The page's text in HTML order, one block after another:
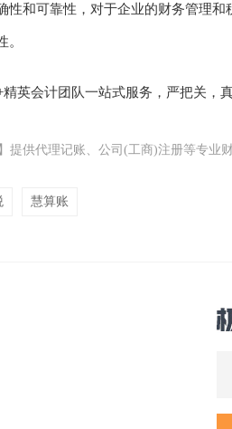
性和可靠性，对于企业的财务管理
精英会计团队一站式服务，严把关，
】提供代理记账、公司(工商)注册等专
慧算账